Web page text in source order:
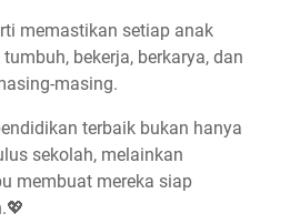
memastikan setiap anak
bekerja, berkarya, dan
masing.
terbaik bukan hanya
sekolah, melainkan
membuat mereka siap